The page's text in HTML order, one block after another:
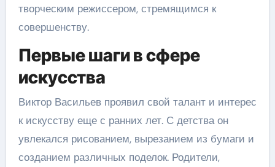
творческим режиссером, стремящимся к
совершенству.
Первые шаги в сфере
искусства
Виктор Васильев проявил свой талант и интерес
к искусству еще с ранних лет. С детства он
увлекался рисованием, вырезанием из бумаги и
созданием различных поделок. Родители,